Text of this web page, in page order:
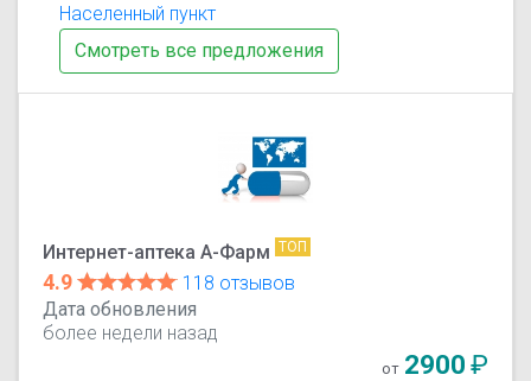
Населенный пункт
Смотреть все предложения
Интернет-аптека А-Фарм ТОП
4.9
118 отзывов
Дата обновления
более недели назад
от 2900₽